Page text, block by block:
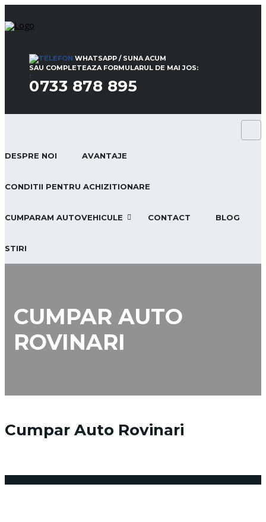
WHATSAPP / SUNA ACUM
SAU COMPLETEAZA FORMULARUL DE MAI JOS:
:
0733 878 895
DESPRE NOI AVANTAJE
CONDITII PENTRU ACHIZITIONARE
CUMPARAM AUTOVEHICULE CONTACT BLOG
STIRI
CUMPAR AUTO
ROVINARI
Cumpar Auto Rovinari